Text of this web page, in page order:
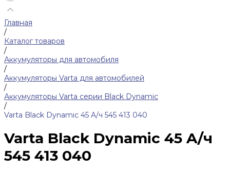
Главная
/
Каталог товаров
/
Аккумуляторы для автомобиля
/
Аккумуляторы Varta для автомобилей
/
Аккумуляторы Varta серии Black Dynamic
/
Varta Black Dynamic 45 A/ч 545 413 040
Varta Black Dynamic 45 A/ч
545 413 040